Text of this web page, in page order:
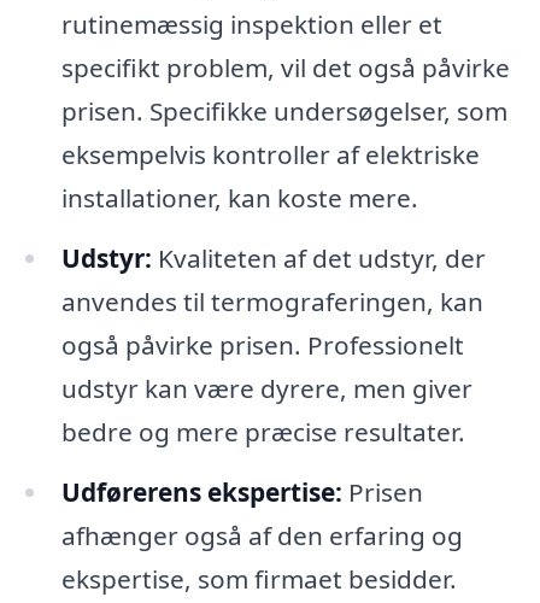
rutinemæssig inspektion eller et
specifikt problem, vil det også påvirke
prisen. Specifikke undersøgelser, som
eksempelvis kontroller af elektriske
installationer, kan koste mere.
Udstyr: Kvaliteten af det udstyr, der
anvendes til termograferingen, kan
også påvirke prisen. Professionelt
udstyr kan være dyrere, men giver
bedre og mere præcise resultater.
Udførerens ekspertise: Prisen
afhænger også af den erfaring og
ekspertise, som firmaet besidder.